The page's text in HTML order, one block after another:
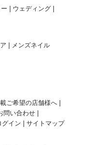
ウェディング
メンズネイル
ご希望の店舗様へ
問い合わせ
グイン サイトマップ